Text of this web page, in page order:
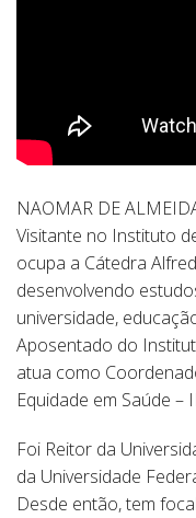
NAOMAR DE
Visitante no Instituto
ocupa a Cátedra
desenvolvendo
universidade,
Aposentado do
atua como
Equidade em Saúde –
Foi Reitor da
da Universidade
Desde então, tem